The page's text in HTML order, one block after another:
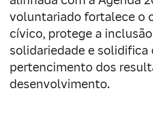
voluntariado fortalece o
cívico, protege a
solidariedade e solidifica
pertencimento dos
desenvolvimento.